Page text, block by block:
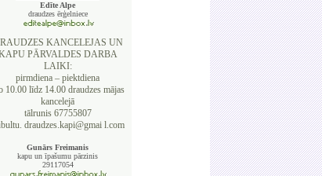
Edīte Alpe
draudzes ērģelniece
KANCELEJAS UN
PĀRVALDES DARBA
LAIKI:
pirmdiena – piektdiena
10.00 līdz 14.00 draudzes mājas
kancelejā
tālrunis 67755807
draudzes.kapi@gmai l.com
Gunārs Freimanis
kapu un īpašumu pārzinis
29117054